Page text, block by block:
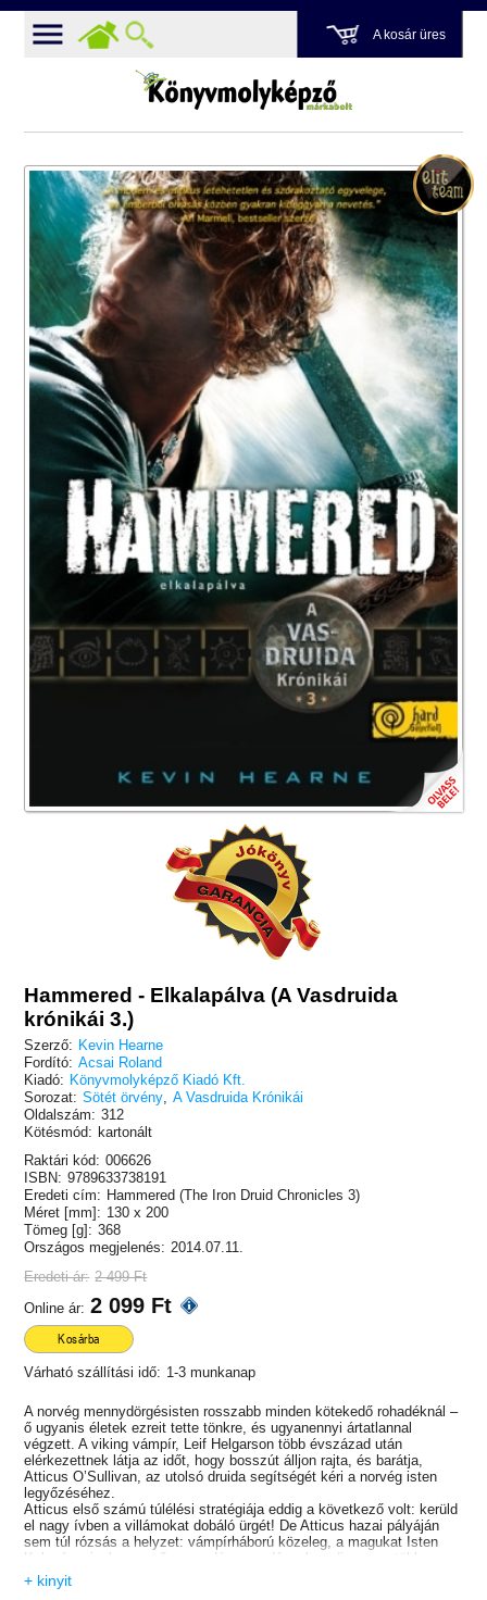
A kosár üres
Hammered - Elkalapálva (A Vasdruida
krónikái 3.)
Szerző: Kevin Hearne
Fordító: Acsai Roland
Kiadó: Könyvmolyképző Kiadó Kft.
Sorozat: Sötét örvény, A Vasdruida Krónikái
Oldalszám: 312
Kötésmód: kartonált
Raktári kód: 006626
ISBN: 9789633738191
Eredeti cím: Hammered (The Iron Druid Chronicles 3)
Méret [mm]: 130 x 200
Tömeg [g]: 368
Országos megjelenés: 2014.07.11.
Eredeti ár: 2 499 Ft
Online ár: 2 099 Ft
Kosárba
Várható szállítási idő: 1-3 munkanap
A norvég mennydörgésisten rosszabb minden kötekedő rohadéknál –
ő ugyanis életek ezreit tette tönkre, és ugyanennyi ártatlannal
végzett. A viking vámpír, Leif Helgarson több évszázad után
elérkezettnek látja az időt, hogy bosszút álljon rajta, és barátja,
Atticus O’Sullivan, az utolsó druida segítségét kéri a norvég isten
legyőzéséhez.
Atticus első számú túlélési stratégiája eddig a következő volt: kerüld
el nagy ívben a villámokat dobáló ürgét! De Atticus hazai pályáján
sem túl rózsás a helyzet: vámpírháború közeleg, a magukat Isten
Kalapácsainak nevező orosz démonvadászok pedig egyre többen
lesznek.
Azonban hiába minden figyelmeztetés és rossz előjel. Atticus, Leif
+ kinyit